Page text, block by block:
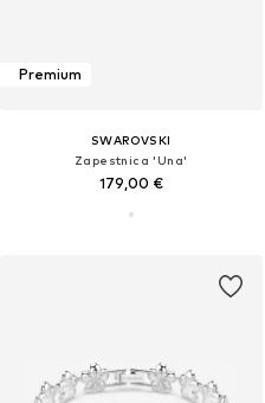
Premium
SWAROVSKI
Zapestnica 'Una'
179,00 €